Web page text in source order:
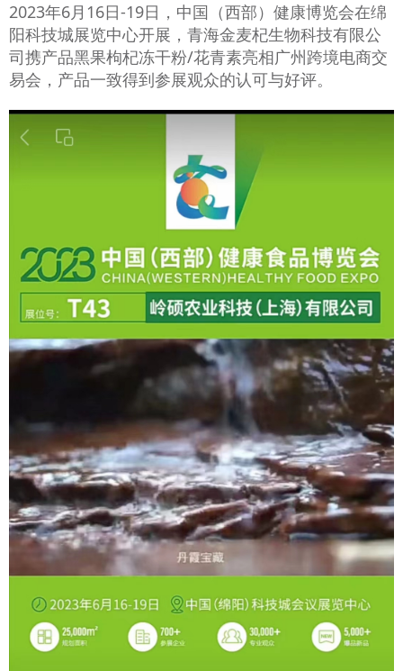
2023年6月16日-19日，中国（西部）健康博览会在绵
阳科技城展览中心开展，青海金麦杞生物科技有限公
司携产品黑果枸杞冻干粉/花青素亮相广州跨境电商交
易会，产品一致得到参展观众的认可与好评。